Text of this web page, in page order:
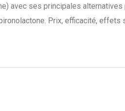
avec ses principales
Prix, efficacité,